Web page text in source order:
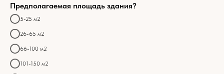
Предполагаемая площадь здания?
5-25 м2
26-65 м2
66-100 м2
101-150 м2